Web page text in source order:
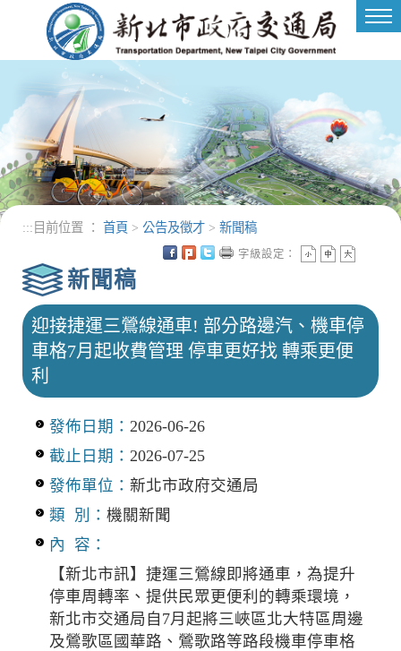
進入內容區塊
::: 目前位置 ： 首頁 > 公告及徵才 > 新聞稿
新聞稿
字級設定：
迎接捷運三鶯線通車! 部分路邊汽、機車停
車格7月起收費管理 停車更好找 轉乘更便
利
發佈日期： 2026-06-26
截止日期： 2026-07-25
發佈單位： 新北市政府交通局
類 別： 機關新聞
內 容：
【新北市訊】捷運三鶯線即將通車，為提升
停車周轉率、提供民眾更便利的轉乘環境，
新北市交通局自7月起將三峽區北大特區周邊
及鶯歌區國華路、鶯歌路等路段機車停車格